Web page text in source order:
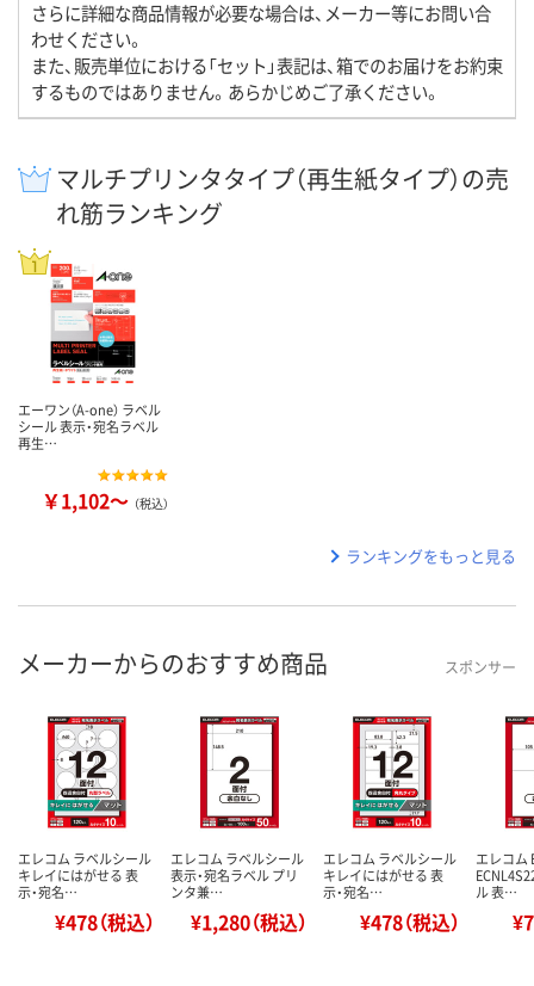
さらに詳細な商品情報が必要な場合は、メーカー等にお問い合
わせください。
また、販売単位における「セット」表記は、箱でのお届けをお約束
するものではありません。あらかじめご了承ください。
マルチプリンタタイプ（再生紙タイプ）の売
れ筋ランキング
エーワン（A-one） ラベル
シール 表示・宛名ラベル
再生…
￥1,102～ （税込）
ランキングをもっと見る
メーカーからのおすすめ商品 スポンサー
エレコム ラベルシール
キレイにはがせる 表
示・宛名…
¥478（税込）
エレコム ラベルシール
表示・宛名ラベル プリ
ンタ兼…
¥1,280（税込）
エレコム ラベルシール
キレイにはがせる 表
示・宛名…
¥478（税込）
エレコム
ル 表…